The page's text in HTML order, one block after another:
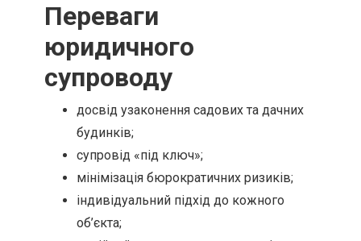
Переваги
юридичного
супроводу
досвід узаконення садових та дачних
будинків;
супровід «під ключ»;
мінімізація бюрократичних ризиків;
індивідуальний підхід до кожного
об’єкта;